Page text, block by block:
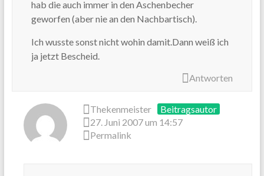
hab die auch immer in den Aschenbecher
geworfen (aber nie an den Nachbartisch).
Ich wusste sonst nicht wohin damit.Dann weiß ich
ja jetzt Bescheid.
Antworten
Thekenmeister
Beitragsautor
27. Juni 2007 um 14:57
Permalink